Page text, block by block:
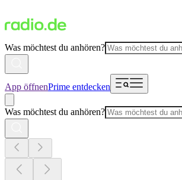
Was möchtest du anhören?
App öffnenPrime entdecken
Was möchtest du anhören?